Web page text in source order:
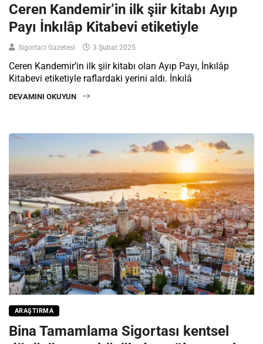
Ceren Kandemir’in ilk şiir kitabı Ayıp
Payı İnkılâp Kitabevi etiketiyle
Sigortacı Gazetesi 3 Şubat 2025
Ceren Kandemir’in ilk şiir kitabı olan Ayıp Payı, İnkılâp
Kitabevi etiketiyle raflardaki yerini aldı. İnkılâ
DEVAMINI OKUYUN
ARAŞTIRMA
Bina Tamamlama Sigortası kentsel